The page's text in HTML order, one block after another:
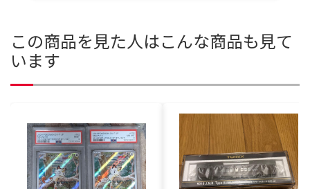
この商品を見た人はこんな商品も見て
います